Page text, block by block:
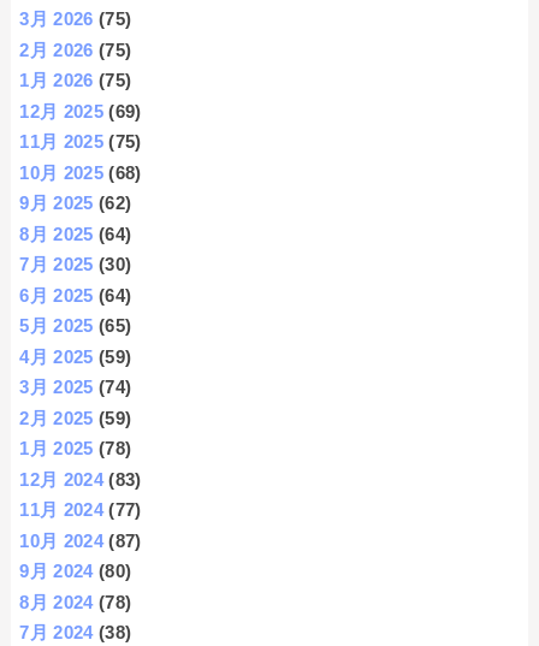
3月 2026 (75)
2月 2026 (75)
1月 2026 (75)
12月 2025 (69)
11月 2025 (75)
10月 2025 (68)
9月 2025 (62)
8月 2025 (64)
7月 2025 (30)
6月 2025 (64)
5月 2025 (65)
4月 2025 (59)
3月 2025 (74)
2月 2025 (59)
1月 2025 (78)
12月 2024(83)
11月 2024(77)
10月 2024(87)
9月 2024(80)
8月 2024(78)
7月 2024(38)